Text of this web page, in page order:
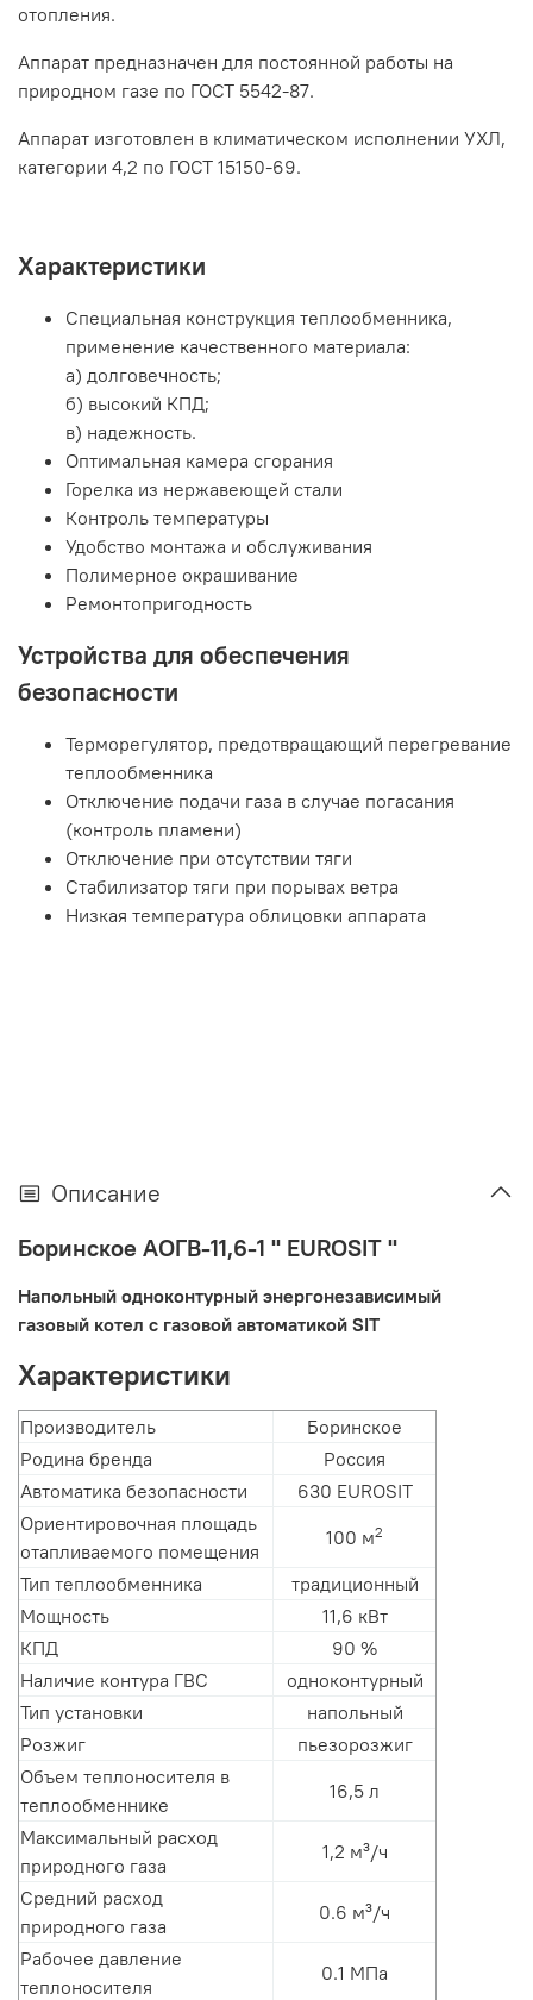
отопления.
Аппарат предназначен для постоянной работы на
природном газе по ГОСТ 5542-87.
Аппарат изготовлен в климатическом исполнении УХЛ,
категории 4,2 по ГОСТ 15150-69.
Характеристики
Специальная конструкция теплообменника,
применение качественного материала:
а) долговечность;
б) высокий КПД;
в) надежность.
Оптимальная камера сгорания
Горелка из нержавеющей стали
Контроль температуры
Удобство монтажа и обслуживания
Полимерное окрашивание
Ремонтопригодность
Устройства для обеспечения
безопасности
Терморегулятор, предотвращающий перегревание
теплообменника
Отключение подачи газа в случае погасания
(контроль пламени)
Отключение при отсутствии тяги
Стабилизатор тяги при порывах ветра
Низкая температура облицовки аппарата
Описание
Боринское АОГВ-11,6-1 " EUROSIT "
Напольный одноконтурный энергонезависимый
газовый котел с газовой автоматикой SIT
Характеристики
Производитель
Боринское
Родина бренда
Россия
Автоматика безопасности
630 EUROSIT
Ориентировочная площадь
отапливаемого помещения
100 м2
Тип теплообменника
традиционный
Мощность
11,6 кВт
КПД
90 %
Наличие контура ГВС
одноконтурный
Тип установки
напольный
Розжиг
пьезорозжиг
Объем теплоносителя в
теплообменнике
16,5 л
Максимальный расход
природного газа
1,2 м³/ч
Средний расход
природного газа
0.6 м³/ч
Рабочее давление
теплоносителя
0.1 МПа